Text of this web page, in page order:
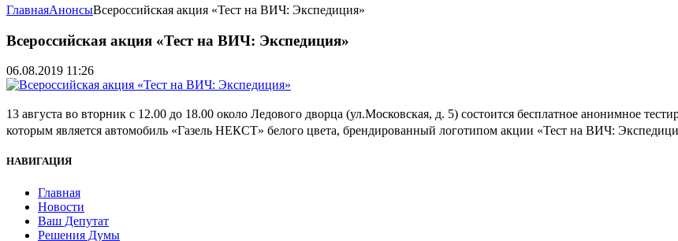
ГлавнаяАнонсыВсероссийская акция «Тест на ВИЧ: Экспедиция»
Всероссийская акция «Тест на ВИЧ: Экспедиция»
06.08.2019 11:26
13 августа во вторник с 12.00 до 18.00 около Ледового дворца (ул.Московская, д. 5) состоится бесплатное анонимное
которым является автомобиль «Газель НЕКСТ» белого цвета, брендированный логотипом акции «Тест на ВИЧ:
НАВИГАЦИЯ
Главная
Новости
Ваш Депутат
Решения Думы